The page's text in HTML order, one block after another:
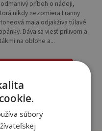
príbeh o nádeji,
nikdy nezomiera Franny
mala odjakživa túlavé
Dáva sa viesť prílivom a
na oblohe a...
súbory